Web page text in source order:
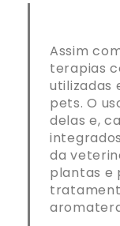
Assim
terapias
utilizadas
pets. O
delas e,
da
plantas e